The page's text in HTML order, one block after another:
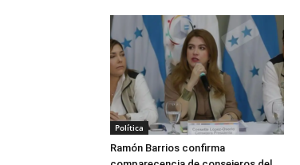
Política
Ramón Barrios confirma